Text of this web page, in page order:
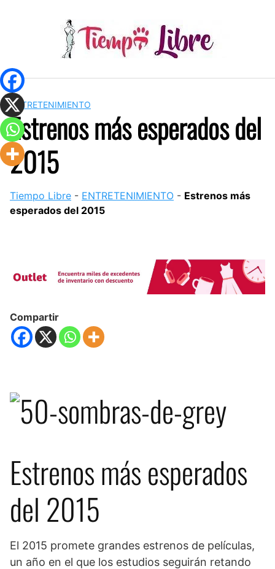
ENTRETENIMIENTO
Estrenos más esperados del
2015
Tiempo Libre - ENTRETENIMIENTO - Estrenos más
esperados del 2015
Compartir
Estrenos más esperados
del 2015
El 2015 promete grandes estrenos de películas,
un año en el que los estudios seguirán retando